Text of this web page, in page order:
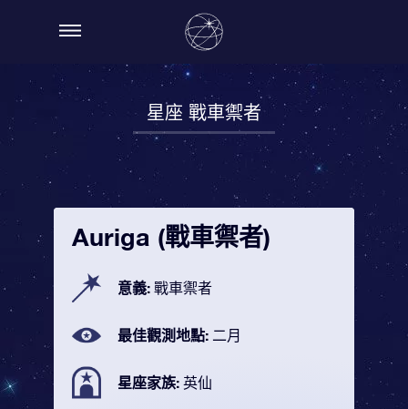
星座 戰車禦者
Auriga (戰車禦者)
意義: 戰車禦者
最佳觀測地點: 二月
星座家族: 英仙